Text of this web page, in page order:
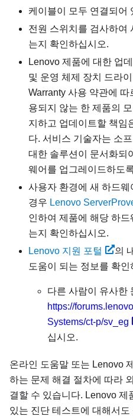
케이블이 모두 연결되어
전원 스위치를 검사하여
는지 확인하십시오.
Lenovo 제품에 대한 업
및 운영 체제 장치 드라
Warranty 사용 약관에
용되지 않는 한 제품의
지하고 업데이트할 책임
다. 서비스 기술자는 소
대한 솔루션이 문서화되
웨어를 업그레이드하도
사용자 환경에 새 하드
경우 Lenovo
인하여 제품에 해당 하
는지 확인하십시오.
Lenovo 지원 포털
의
도움이 되는 정보를 확인
다른 사람이 유사한
https://
Systems/ct-p/sv_eg
십시오.
온라인 도움말 또는 Lenovo
하는 문제 해결 절차에 따라
결할 수 있습니다. Lenovo 제
있는 진단 테스트에 대해서